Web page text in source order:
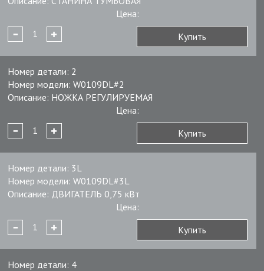
Цена:
Купить
Номер детали: 2
Номер модели: W0109DL#2
Описание: НОЖКА РЕГУЛИРУЕМАЯ
Цена:
Купить
Номер детали: 3L
Номер модели: W0109DL#3L
Описание: ДВИГАТЕЛЬ 0,75 кВт
Цена:
Купить
Номер детали: 4